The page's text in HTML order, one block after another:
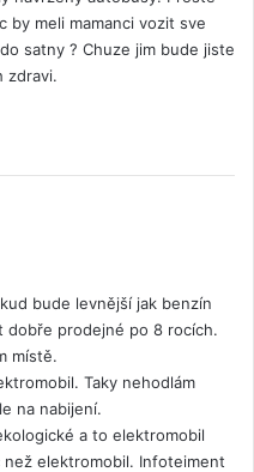
by meli mamanci vozit sve
satny ? Chuze jim bude jiste
zdravi.
bude levnější jak benzín
dobře prodejné po 8 rocích.
místě.
Taky nehodlám
na nabijení.
a to elektromobil
než elektromobil. Infoteiment